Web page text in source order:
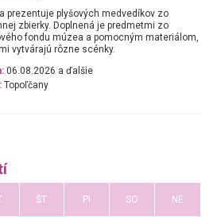
prezentuje plyšových medvedíkov zo
zbierky. Doplnená je predmetmi zo
fondu múzea a pomocným materiálom,
vytvárajú rôzne scénky.
06.08.2026 a ďalšie
Topoľčany
ŠT PI SO NE